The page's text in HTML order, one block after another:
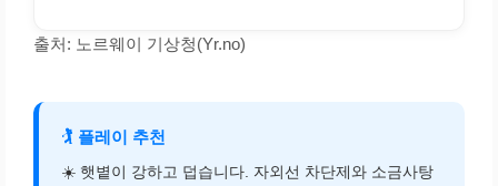
출처: 노르웨이 기상청(Yr.no)
🏌️ 플레이 추천
☀️ 햇볕이 강하고 덥습니다. 자외선 차단제와 소금사탕